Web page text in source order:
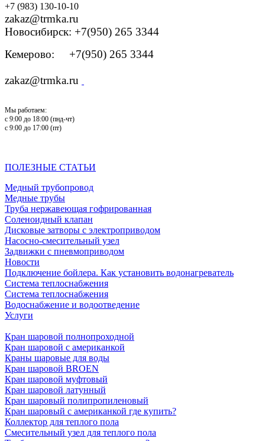
+7 (983) 130-10-10
zakaz@trmka.ru
Новосибирск: +7(950) 265 3344
Кемерово: +7(950) 265 3344
zakaz@trmka.ru
Мы работаем:
с 9:00 до 18:00 (пнд-чт)
с 9:00 до 17:00 (пт)
ПОЛЕЗНЫЕ СТАТЬИ
Медный трубопровод
Медные трубы
Труба нержавеющая гофрированная
Соленоидный клапан
Дисковые затворы с электроприводом
Насосно-смесительный узел
Задвижки с пневмоприводом
Новости
Подключение бойлера. Как установить водонагреватель
Система теплоснабжения
Система теплоснабжения
Водоснабжение и водоотведение
Услуги
Кран шаровой полнопроходной
Кран шаровой с американкой
Краны шаровые для воды
Кран шаровой BROEN
Кран шаровой муфтовый
Кран шаровой латунный
Кран шаровый полипропиленовый
Кран шаровый с американкой где купить?
Коллектор для теплого пола
Смесительный узел для теплого пола